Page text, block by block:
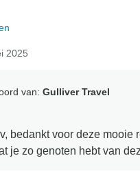
2025
van: Gulliver Travel
bedankt voor deze mooie